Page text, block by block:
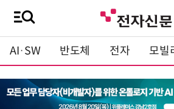
AI·SW 반도체 전자 모빌